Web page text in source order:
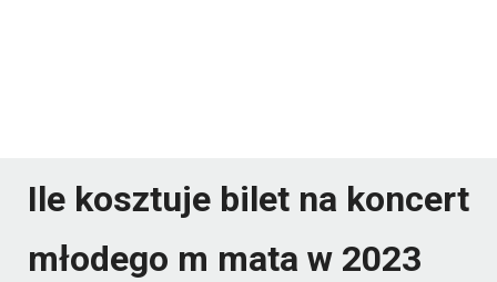
Ile kosztuje bilet na koncert
młodego m mata w 2023